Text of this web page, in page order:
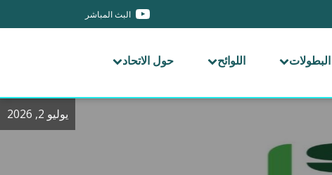
البث المباشر
البطولات اللوائح حول الاتحاد
يوليو 2, 2026